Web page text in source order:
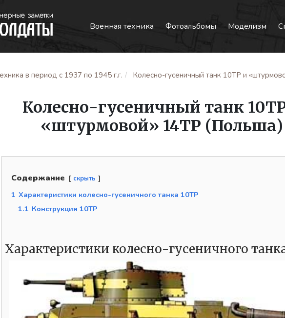
Военная техника Фотоальбомы Моделизм
в период с 1937 по 1945 г.г. Колесно-гусеничный танк 10TP и
Колесно-гусеничный танк
«штурмовой» 14TP (Польша)
Содержание скрыть
1 Характеристики колесно-гусеничного танка 10TP
1.1 Конструкция 10TP
Характеристики колесно-гусеничного